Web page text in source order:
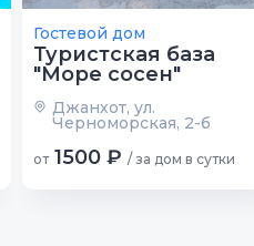
Гостевой дом
Туристская база
"Море сосен"
Джанхот, ул.
Черноморская, 2-б
от 1500 ₽ / за дом в сутки